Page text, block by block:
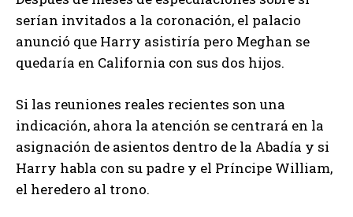
serían invitados a la coronación, el palacio
anunció que Harry asistiría pero Meghan se
quedaría en California con sus dos hijos.
Si las reuniones reales recientes son una
indicación, ahora la atención se centrará en la
asignación de asientos dentro de la Abadía y si
Harry habla con su padre y el Príncipe William,
el heredero al trono.